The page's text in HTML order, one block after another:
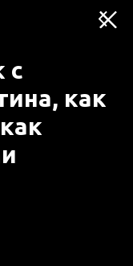
с
как